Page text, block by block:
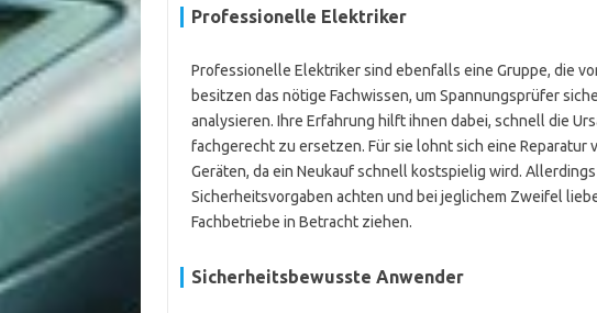
Professionelle Elektriker
Professionelle Elektriker sind ebenfalls eine Gruppe, die
besitzen das nötige Fachwissen, um Spannungsprüfer
analysieren. Ihre Erfahrung hilft ihnen dabei, schnell die
fachgerecht zu ersetzen. Für sie lohnt sich eine
Geräten, da ein Neukauf schnell kostspielig wird.
Sicherheitsvorgaben achten und bei jeglichem Zweifel
Fachbetriebe in Betracht ziehen.
Sicherheitsbewusste Anwender